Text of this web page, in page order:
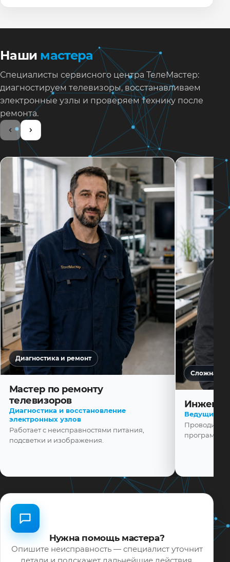
Наши мастера
Специалисты сервисного центра ТелеМастер:
диагностируем телевизоры, восстанавливаем
электронные узлы и проверяем технику после
ремонта.
Диагностика и ремонт
Мастер по ремонту
телевизоров
Диагностика и восстановление
электронных узлов
Работает с неисправностями питания,
подсветки и изображения.
Сложная
Ведущий
Проводит
Нужна помощь мастера?
Опишите неисправность — специалист уточнит